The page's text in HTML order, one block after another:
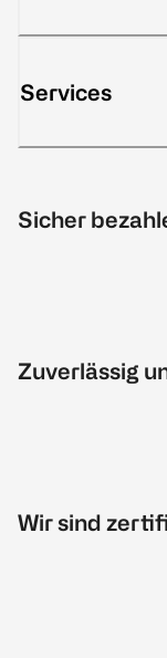
Services
Sicher
Zuverlässig
Wir sind